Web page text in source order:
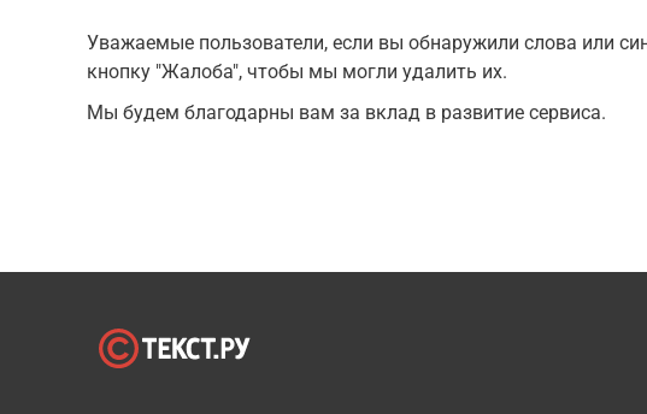
Уважаемые пользователи, если вы обнаружили слова или
кнопку "Жалоба", чтобы мы могли удалить их.
Мы будем благодарны вам за вклад в развитие сервиса.